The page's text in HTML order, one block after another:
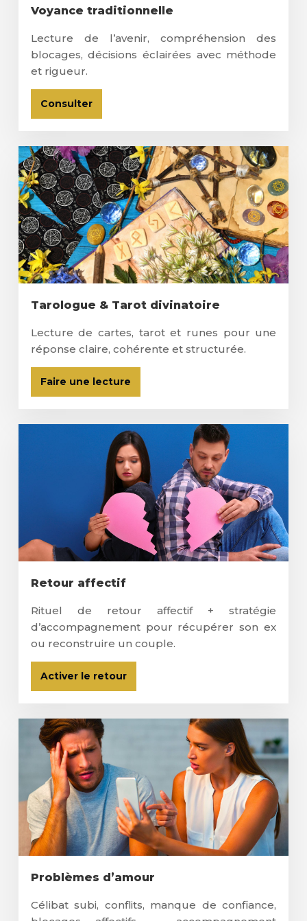
Voyance traditionnelle
Lecture de l’avenir, compréhension des
blocages, décisions éclairées avec méthode
et rigueur.
Consulter
Tarologue & Tarot divinatoire
Lecture de cartes, tarot et runes pour une
réponse claire, cohérente et structurée.
Faire une lecture
Retour affectif
Rituel de retour affectif + stratégie
d’accompagnement pour récupérer son ex
ou reconstruire un couple.
Activer le retour
Problèmes d’amour
Célibat subi, conflits, manque de confiance,